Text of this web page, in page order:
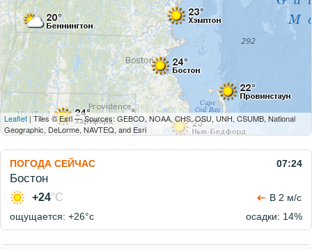
Leaflet| Tiles © Esri — Sources: GEBCO, NOAA, CHS, OSU, UNH, CSUMB, National
Geographic, DeLorme, NAVTEQ, and Esri
ПОГОДА СЕЙЧАС 07:24
Бостон
+24°C
В 2 м/с
ощущается: +26°c
осадки: 14%